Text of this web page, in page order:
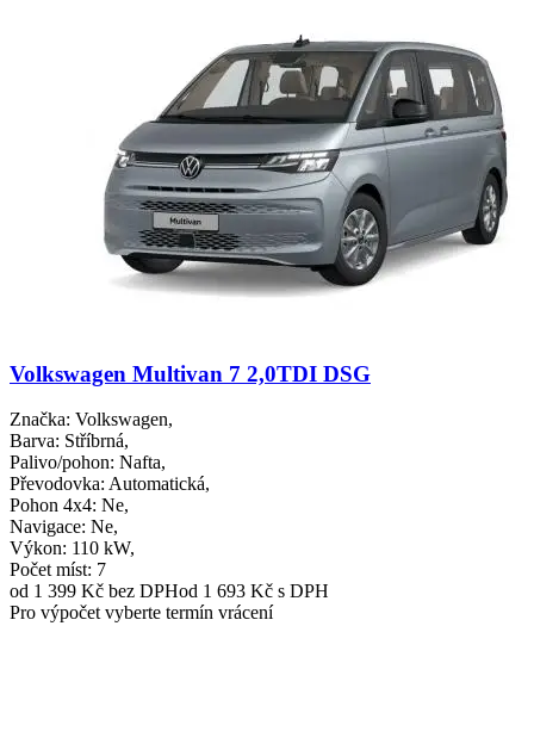
Volkswagen Multivan 7 2,0TDI DSG
Značka: Volkswagen,
Barva: Stříbrná,
Palivo/pohon: Nafta,
Převodovka: Automatická,
Pohon 4x4: Ne,
Navigace: Ne,
Výkon: 110 kW,
Počet míst: 7
od 1 399 Kč bez DPHod 1 693 Kč s DPH
Pro výpočet vyberte termín vrácení